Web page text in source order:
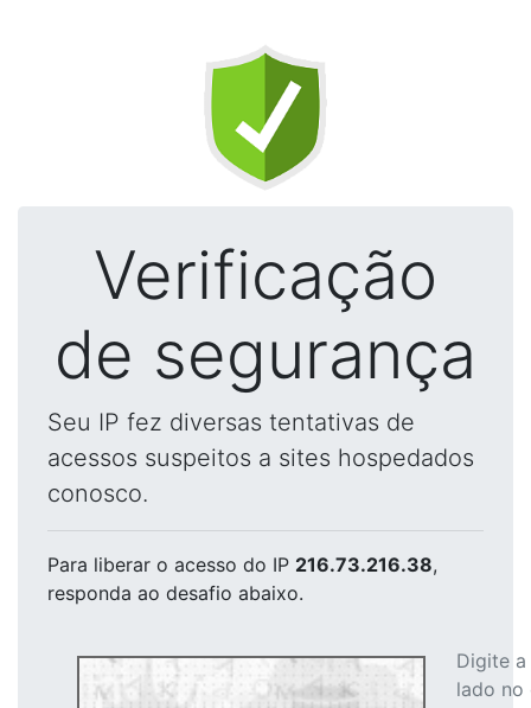
Verificação
de segurança
Seu IP fez diversas tentativas de
acessos suspeitos a sites hospedados
conosco.
Para liberar o acesso do IP 216.73.216.38,
responda ao desafio abaixo.
Digite
lado no